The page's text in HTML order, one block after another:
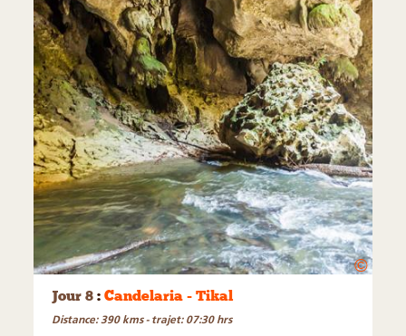
©
Jour 8 : Candelaria - Tikal
Distance: 390 kms - trajet: 07:30 hrs